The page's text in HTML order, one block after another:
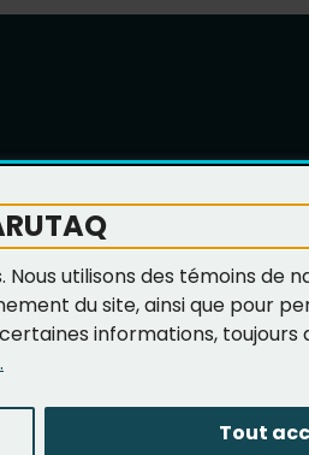
utilisons des témoins de
du site, ainsi que pour
informations, toujours
Tout